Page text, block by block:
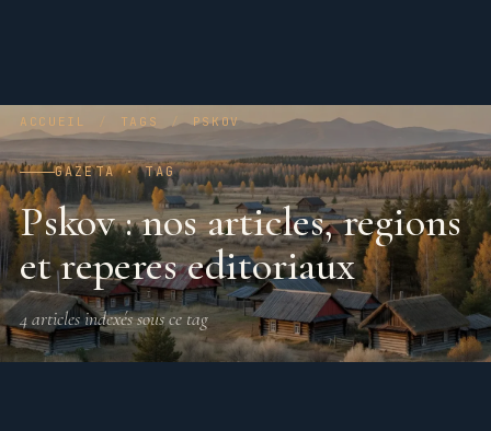
ACCUEIL TAGS / PSKOV
GAZETA · TAG
Pskov : nos articles, regions
et reperes editoriaux
4 articles indexés sous ce tag